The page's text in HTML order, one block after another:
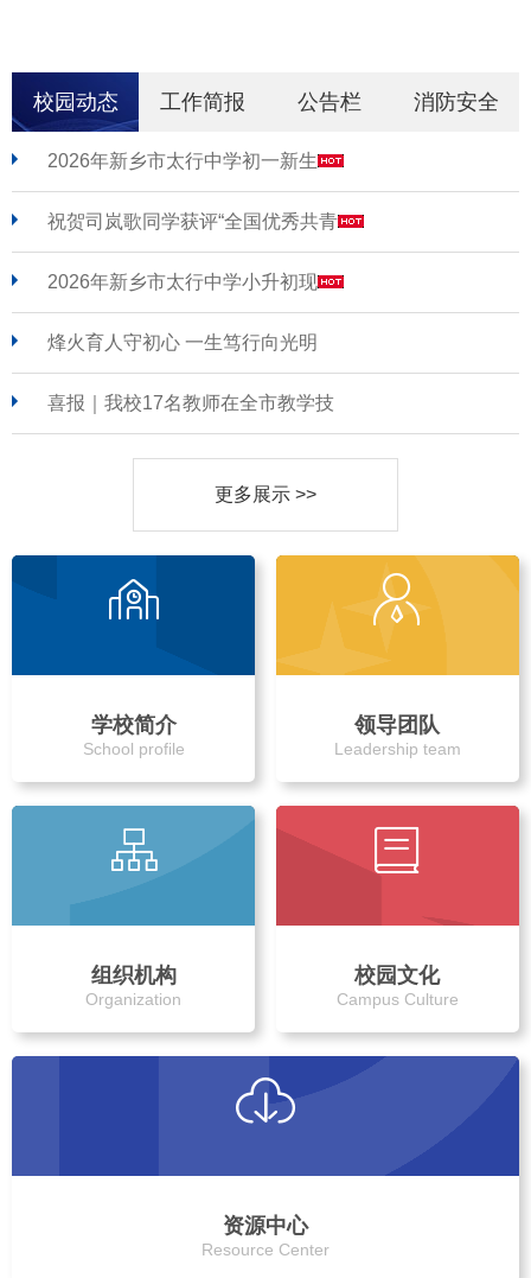
校园动态 工作简报 公告栏 消防安全
2026年新乡市太行中学初一新生
祝贺司岚歌同学获评“全国优秀共青
2026年新乡市太行中学小升初现
烽火育人守初心 一生笃行向光明
喜报｜我校17名教师在全市教学技
更多展示 >>
学校简介
School profile
领导团队
Leadership team
组织机构
Organization
校园文化
Campus Culture
资源中心
Resource Center